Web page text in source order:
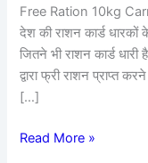
Free Ration 10kg
देश की राशन कार्ड
जितने भी राशन कार्ड
द्वारा फ्री राशन प्राप्त
[…]
बैग
(
झोला)
जाने
पूरी
Read More »